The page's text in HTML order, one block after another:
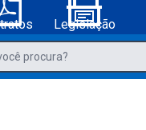
Legislação
Tupim-BA
procura?